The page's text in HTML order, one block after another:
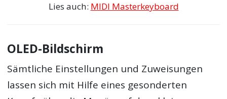
Lies auch: MIDI Masterkeyboard
OLED-Bildschirm
Sämtliche Einstellungen und Zuweisungen
lassen sich mit Hilfe eines gesonderten